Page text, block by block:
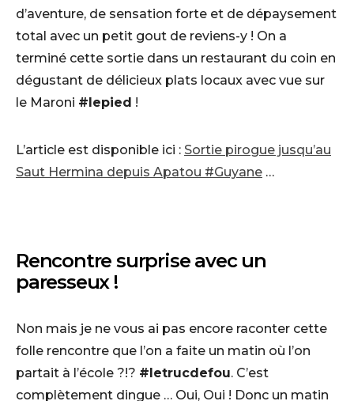
d’aventure, de sensation forte et de dépaysement
total avec un petit gout de reviens-y ! On a
terminé cette sortie dans un restaurant du coin en
dégustant de délicieux plats locaux avec vue sur
le Maroni #lepied !
L’article est disponible ici : Sortie pirogue jusqu’au
Saut Hermina depuis Apatou #Guyane …
Rencontre surprise avec un
paresseux !
Non mais je ne vous ai pas encore raconter cette
folle rencontre que l’on a faite un matin où l’on
partait à l’école ?!? #letrucdefou. C’est
complètement dingue … Oui, Oui ! Donc un matin